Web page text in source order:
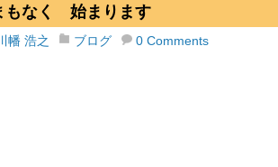
もなく 始まります
幡 浩之 ブログ 0 Comments